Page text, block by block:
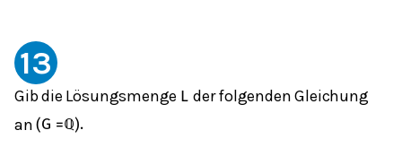
13
Gib die Lösungsmenge L der folgenden Gleichung
an(G =ℚ).